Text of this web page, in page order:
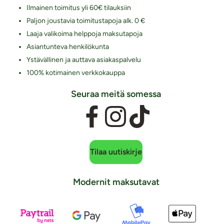
Ilmainen toimitus yli 60€ tilauksiin
Paljon joustavia toimitustapoja alk. 0 €
Laaja valikoima helppoja maksutapoja
Asiantunteva henkilökunta
Ystävällinen ja auttava asiakaspalvelu
100% kotimainen verkkokauppa
Seuraa meitä somessa
Tilaa uutiskirje
Modernit maksutavat